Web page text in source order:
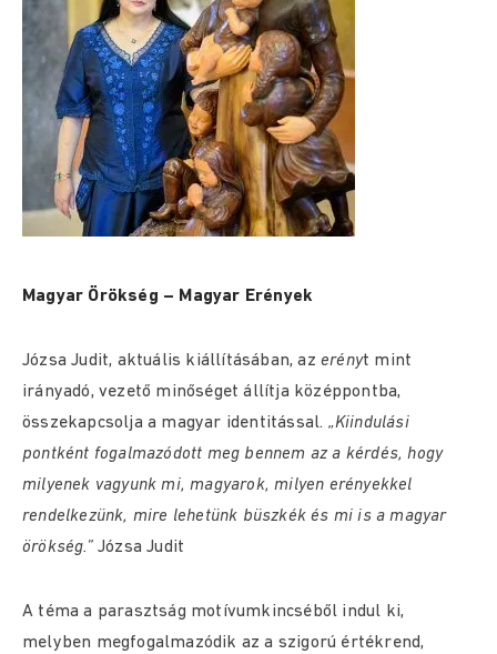
Magyar Örökség – Magyar Erények
Józsa Judit, aktuális kiállításában, az erényt mint
irányadó, vezető minőséget állítja középpontba,
összekapcsolja a magyar identitással. „Kiindulási
pontként fogalmazódott meg bennem az a kérdés, hogy
milyenek vagyunk mi, magyarok, milyen erényekkel
rendelkezünk, mire lehetünk büszkék és mi is a magyar
örökség.” Józsa Judit
A téma a parasztság motívumkincséből indul ki,
melyben megfogalmazódik az a szigorú értékrend,